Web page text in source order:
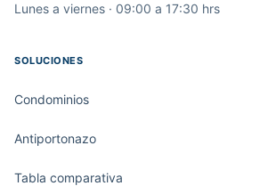
Lunes a viernes · 09:00 a 17:30 hrs
SOLUCIONES
Condominios
Antiportonazo
Tabla comparativa